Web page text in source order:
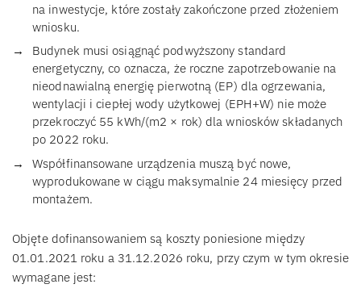
na inwestycje, które zostały zakończone przed złożeniem
wniosku.
Budynek musi osiągnąć podwyższony standard
energetyczny, co oznacza, że roczne zapotrzebowanie na
nieodnawialną energię pierwotną (EP) dla ogrzewania,
wentylacji i ciepłej wody użytkowej (EPH+W) nie może
przekroczyć 55 kWh/(m2 × rok) dla wniosków składanych
po 2022 roku.
Współfinansowane urządzenia muszą być nowe,
wyprodukowane w ciągu maksymalnie 24 miesięcy przed
montażem.
Objęte dofinansowaniem są koszty poniesione między
01.01.2021 roku a 31.12.2026 roku, przy czym w tym okresie
wymagane jest: